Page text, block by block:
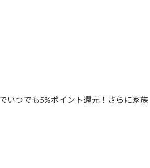
いつでも5%ポイント還元！さらに家族